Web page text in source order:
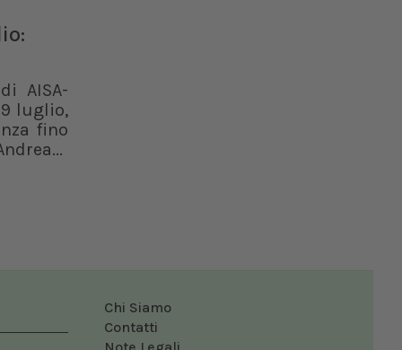
AISA-
luglio,
fino
Chi Siamo
Contatti